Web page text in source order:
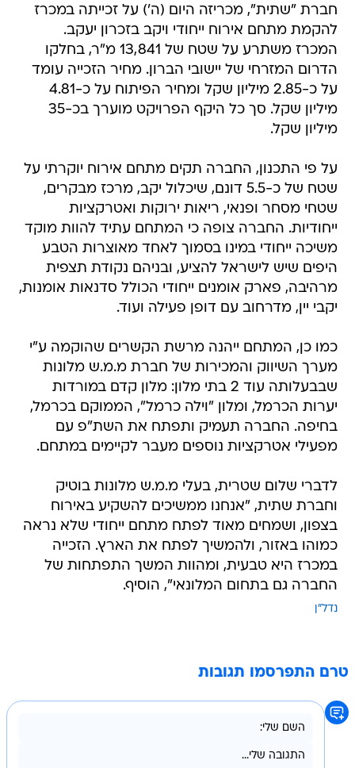
חברת "שתית", מכריזה היום (ה') על זכייתה במכרז
להקמת מתחם אירוח ייחודי ויקב בזכרון יעקב.
המכרז משתרע על שטח של 13,841 מ"ר, בחלקו
הדרום המזרחי של יישובי הברון. מחיר הזכייה עומד
על כ-2.85 מיליון שקל ומחיר הפיתוח על כ-4.81
מיליון שקל. סך כל היקף הפרויקט מוערך בכ-35
מיליון שקל.
על פי התכנון, החברה תקים מתחם אירוח יוקרתי על
שטח של כ-5.5 דונם, שיכלול יקב, מרכז מבקרים,
שטחי מסחר ופנאי, ריאות ירוקות ואטרקציות
ייחודיות. החברה צופה כי המתחם עתיד להוות מוקד
משיכה ייחודי במינו בסמוך לאחד מאוצרות הטבע
היפים שיש לישראל להציע, ובניהם נקודת תצפית
מרהיבה, פארק אומנים ייחודי הכולל סדנאות אומנות,
יקבי יין, מדרחוב עם דופן פעילה ועוד.
כמו כן, המתחם ייהנה מרשת הקשרים שהוקמה ע"י
מערך השיווק והמכירות של חברת מ.מ.ש מלונות
שבבעלותה עוד 2 בתי מלון: מלון קדם במורדות
יערות הכרמל, ומלון "וילה כרמל", הממוקם בכרמל,
בחיפה. החברה תעמיק ותפתח את השת"פ עם
מפעילי אטרקציות נוספים מעבר לקיימים במתחם.
לדברי שלום שטרית, בעלי מ.מ.ש מלונות בוטיק
וחברת שתית, "אנחנו ממשיכים להשקיע באירוח
בצפון, ושמחים מאוד לפתח מתחם ייחודי שלא נראה
כמוהו באזור, ולהמשיך לפתח את הארץ. הזכייה
במכרז היא טבעית, ומהוות המשך התפתחות של
החברה גם בתחום המלונאי", הוסיף.
נדל"ן
טרם התפרסמו תגובות